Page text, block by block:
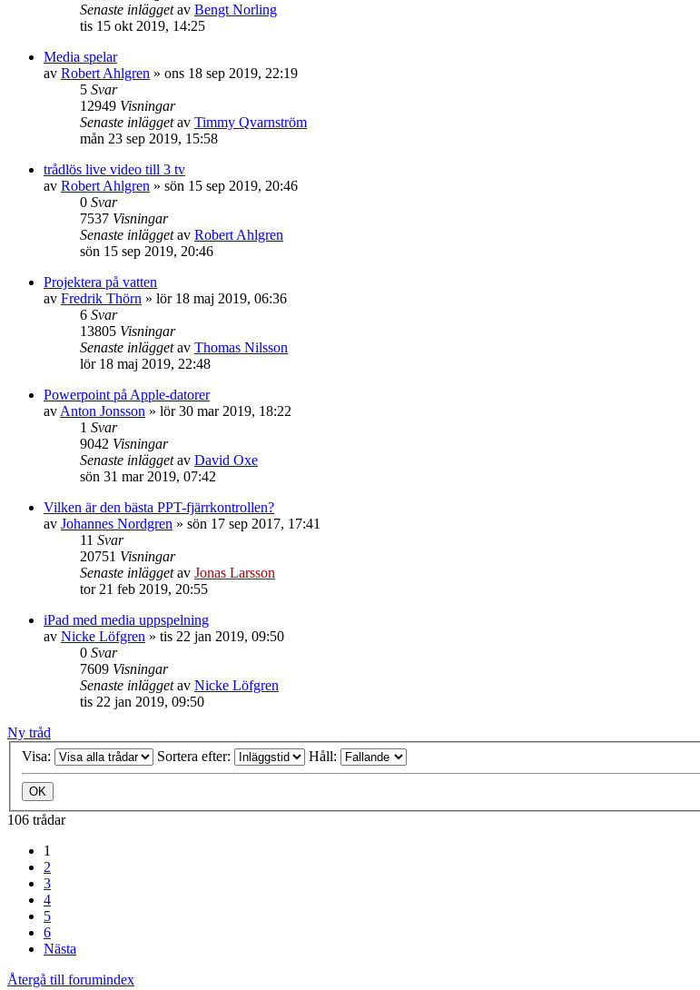
Senaste inläggetav Bengt Norling
tis 15 okt 2019, 14:25
Media spelar
av Robert Ahlgren » ons 18 sep 2019, 22:19
5 Svar
12949 Visningar
Senaste inläggetav Timmy Qvarnström
mån 23 sep 2019, 15:58
trådlös live video till 3 tv
av Robert Ahlgren » sön 15 sep 2019, 20:46
0 Svar
7537 Visningar
Senaste inläggetav Robert Ahlgren
sön 15 sep 2019, 20:46
Projektera på vatten
av Fredrik Thörn » lör 18 maj 2019, 06:36
6 Svar
13805 Visningar
Senaste inläggetav Thomas Nilsson
lör 18 maj 2019, 22:48
Powerpoint på Apple-datorer
av Anton Jonsson » lör 30 mar 2019, 18:22
1 Svar
9042 Visningar
Senaste inläggetav David Oxe
sön 31 mar 2019, 07:42
Vilken är den bästa PPT-fjärrkontrollen?
av Johannes Nordgren » sön 17 sep 2017, 17:41
11 Svar
20751 Visningar
Senaste inläggetav Jonas Larsson
tor 21 feb 2019, 20:55
iPad med media uppspelning
av Nicke Löfgren » tis 22 jan 2019, 09:50
0 Svar
7609 Visningar
Senaste inläggetav Nicke Löfgren
tis 22 jan 2019, 09:50
Ny tråd
Visa:
Sortera efter: Håll:
106 trådar
1
2
3
4
5
6
Nästa
Återgå till forumindex